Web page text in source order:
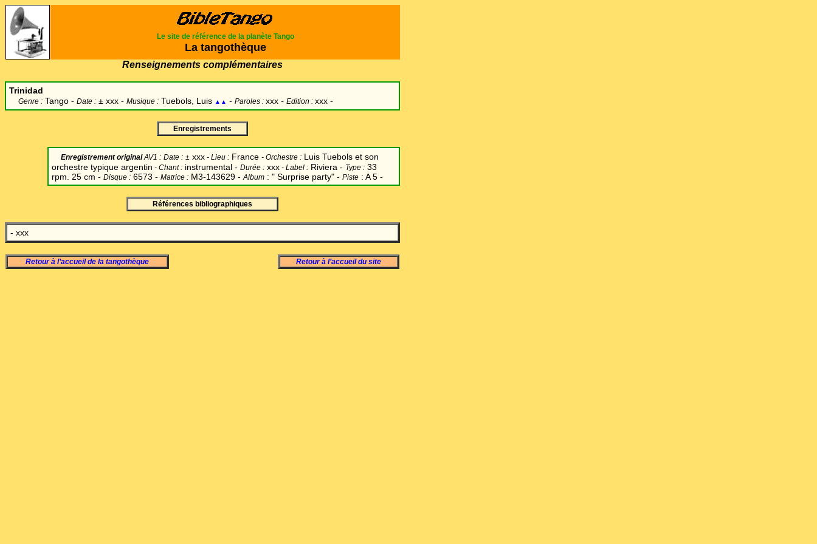
Le site de référence de la planète Tango
La tangothèque
Renseignements complémentaires
Trinidad
Genre : Tango - Date : ± xxx - Musique : Tuebols, Luis ▲▲ - Paroles : xxx - Edition : xxx -
Enregistrements
Enregistrement originalAV1 : Date : ± xxx - Lieu : France - Orchestre : Luis Tuebols et son
orchestre typique argentin - Chant: instrumental - Durée : xxx - Label : Riviera - Type : 33
rpm. 25 cm - Disque : 6573 - Matrice : M3-143629 - Album : " Surprise party" - Piste : A 5 -
Références bibliographiques
- xxx
Retour à l’accueil de la tangothèque Retour à l’accueil du site